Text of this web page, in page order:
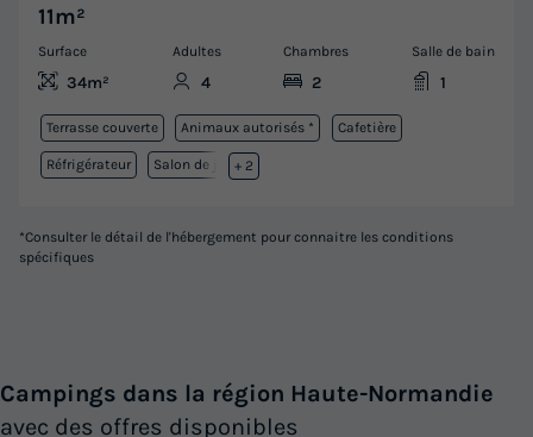
11m²
Surface
34m²
Adultes
4
Chambres
2
Salle de bain
1
Terrasse couverte Animaux autorisés * Cafetière
Réfrigérateur Salon de jardin
+ 2
*Consulter le détail de l'hébergement pour connaitre les conditions
spécifiques
Campings dans la région Haute-Normandie
avec des offres disponibles